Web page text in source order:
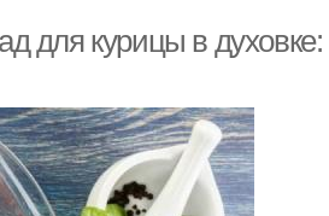
для курицы в